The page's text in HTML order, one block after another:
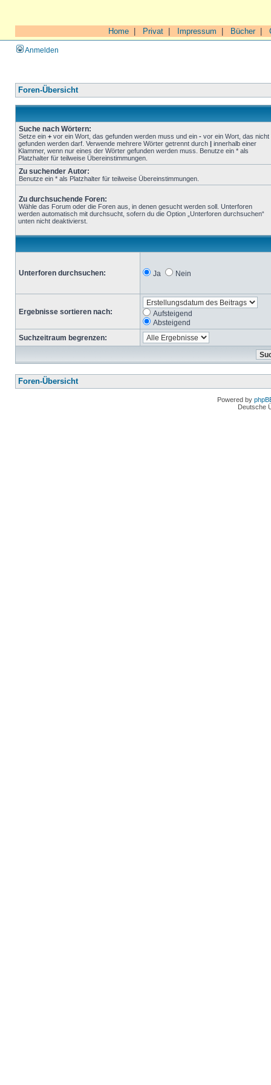
Home Privat Impressum Bücher|
Anmelden
Foren-Übersicht
Suche nach Wörtern:
Setze ein + vor ein Wort, das gefunden werden muss und ein - vor ein Wort, das nicht
gefunden werden darf. Verwende mehrere Wörter getrennt durch | innerhalb einer
Klammer, wenn nur eines der Wörter gefunden werden muss. Benutze ein * als
Platzhalter für teilweise Übereinstimmungen.
Zu suchender Autor:
Benutze ein * als Platzhalter für teilweise Übereinstimmungen.
Zu durchsuchende Foren:
Wähle das Forum oder die Foren aus, in denen gesucht werden soll. Unterforen
werden automatisch mit durchsucht, sofern du die Option „Unterforen durchsuchen“
unten nicht deaktivierst.
Unterforen durchsuchen: Ja Nein
Ergebnisse sortieren nach:
Aufsteigend
Absteigend
Suchzeitraum begrenzen:
Foren-Übersicht
Powered by
Deutsche